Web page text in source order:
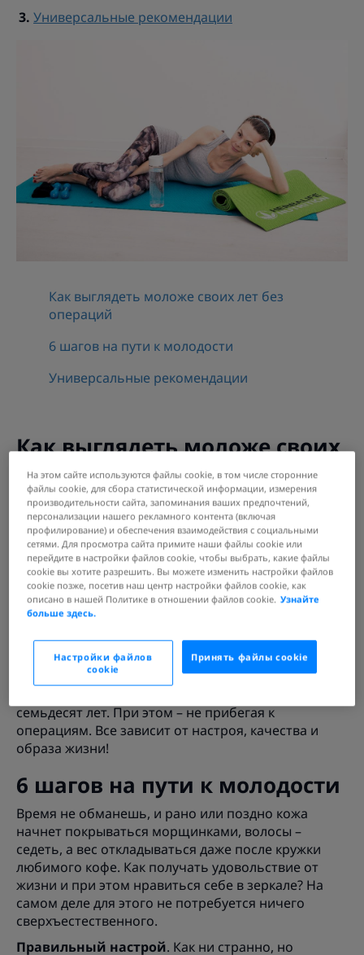
Универсальные рекомендации
Как выглядеть моложе своих лет без
операций
6 шагов на пути к молодости
Универсальные рекомендации
Как выглядеть моложе своих
лет без операций
Знаете ли вы, что ВОЗ называет молодостью
человека период с 18 лет по 44 года? При этом
бьюти-индустрия записывает женщин в старухи
уже лет с тридцати, предлагая радикальные
методы омоложения: от относительно безопасных
филеров до нитевых подтяжек и операций. Стоит
ли говорить, что стоит это удовольствие огромных
денег, а вместо пользы порой приносит только
вред? Поэтому сейчас многие женщины все чаще
отказываются обманывать собственные
биологические часы. Тем более что прекрасно
семьдесят лет. При этом – не прибегая к
операциям. Все зависит от настроя, качества и
образа жизни!
6 шагов на пути к молодости
Время не обманешь, и рано или поздно кожа
начнет покрываться морщинками, волосы –
седеть, а вес откладываться даже после кружки
любимого кофе. Как получать удовольствие от
жизни и при этом нравиться себе в зеркале? На
самом деле для этого не потребуется ничего
сверхъестественного.
Правильный настрой. Как ни странно, но
На этом сайте используются файлы cookie, в том числе сторонние
файлы cookie, для сбора статистической информации, измерения
производительности сайта, запоминания ваших предпочтений,
персонализации нашего рекламного контента (включая
профилирование) и обеспечения взаимодействия с социальными
сетями. Для просмотра сайта примите наши файлы cookie или
перейдите в настройки файлов cookie, чтобы выбрать, какие файлы
cookie вы хотите разрешить. Вы можете изменить настройки файлов
cookie позже, посетив наш центр настройки файлов cookie, как
описано в нашей Политике в отношении файлов cookie. Узнайте
больше здесь.
Принять файлы cookie
Настройки файлов
cookie